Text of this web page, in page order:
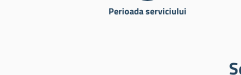
Perioada serviciului